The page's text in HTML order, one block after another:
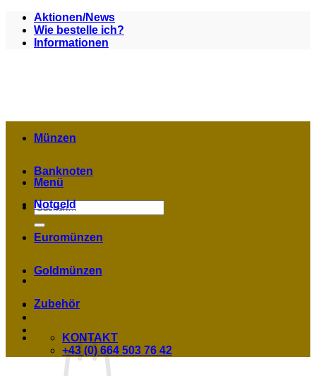
Zum
Inhalt
springen
Aktionen/News
Wie bestelle ich?
Informationen
Menü
Suchen
nach:
Münzen
Banknoten
Notgeld
Euromünzen
Goldmünzen
Zubehör
KONTAKT
+43 (0) 664 503 76 42